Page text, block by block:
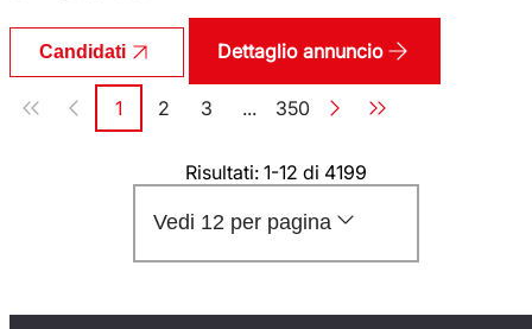
Candidati Dettaglio annuncio
Paginazione
Pagina
1 Pagina
2 Pagina
3 ... Pagina
350
Risultati: 1-12 di 4199
Vedi 12 per pagina